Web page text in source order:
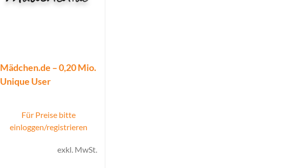
Mädchen.de – 0,20 Mio.
Unique User
Für Preise bitte
einloggen/registrieren
exkl. MwSt.